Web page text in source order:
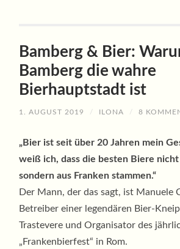
Bamberg & Bier:
Bamberg die wahre
Bierhauptstadt ist
1. AUGUST 2019 / ILONA / 8
„Bier ist seit über 20 Jahren mein
weiß ich, dass die besten Biere nicht
sondern aus Franken stammen.“
Der Mann, der das sagt, ist Manuele
Betreiber einer legendären Bier-
Trastevere und Organisator des
„Frankenbierfest“ in Rom.